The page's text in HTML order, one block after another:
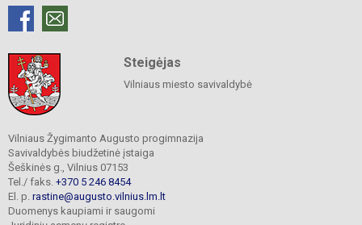
Steigėjas
Vilniaus miesto savivaldybė
Vilniaus Žygimanto Augusto progimnazija
Savivaldybės biudžetinė įstaiga
Šeškinės g., Vilnius 07153
Tel./ faks. +370 5 246 8454
El. p. rastine@augusto.vilnius.lm.lt
Duomenys kaupiami ir saugomi